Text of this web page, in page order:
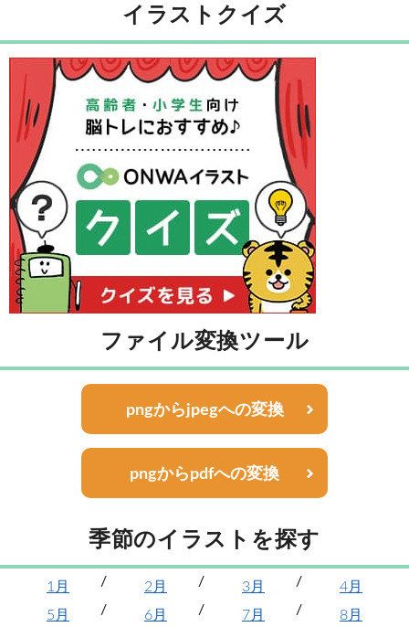
イラストクイズ
ファイル変換ツール
pngからjpegへの変換
pngからpdfへの変換
季節のイラストを探す
1月 2月 3月
4月
5月
6月 7月
8月